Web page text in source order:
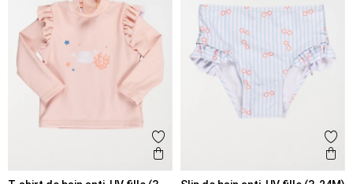
Ajouter aux favoris
Aperçu rapide